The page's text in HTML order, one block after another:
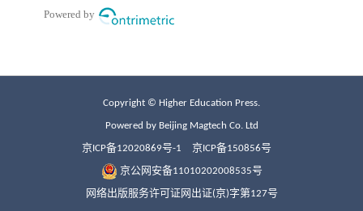
Copyright © Higher Education Press.
Powered by Beijing Magtech Co. Ltd
京ICP备12020869号-1 京ICP备150856号
京公网安备11010202008535号
网络出版服务许可证网出证(京)字第127号